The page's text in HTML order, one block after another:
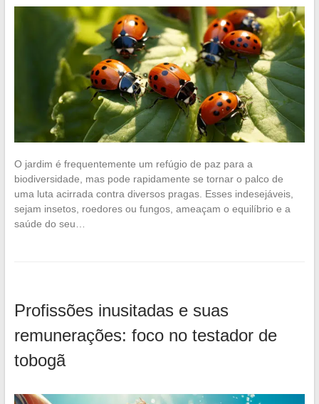
O jardim é frequentemente um refúgio de paz para a
biodiversidade, mas pode rapidamente se tornar o palco de
uma luta acirrada contra diversos pragas. Esses indesejáveis,
sejam insetos, roedores ou fungos, ameaçam o equilíbrio e a
saúde do seu…
Profissões inusitadas e suas
remunerações: foco no testador de
tobogã